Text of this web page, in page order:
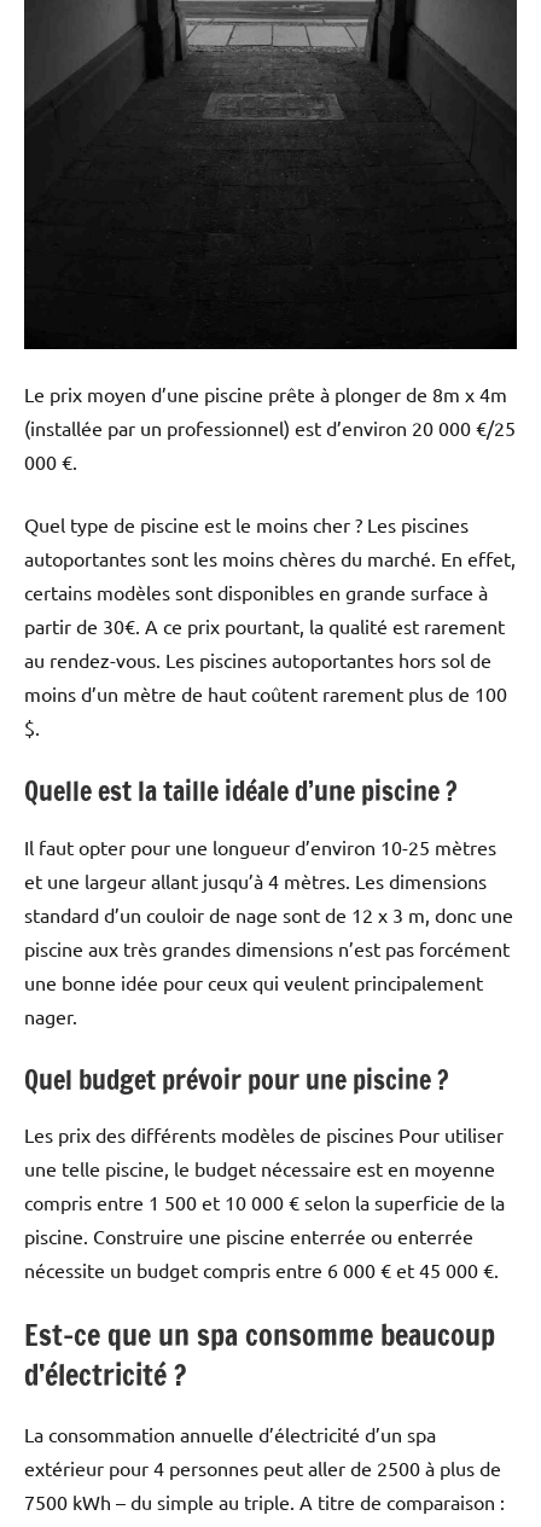
Le prix moyen d’une piscine prête à plonger de 8m x 4m
(installée par un professionnel) est d’environ 20 000 €/25
000 €.
Quel type de piscine est le moins cher ? Les piscines
autoportantes sont les moins chères du marché. En effet,
certains modèles sont disponibles en grande surface à
partir de 30€. A ce prix pourtant, la qualité est rarement
au rendez-vous. Les piscines autoportantes hors sol de
moins d’un mètre de haut coûtent rarement plus de 100
$.
Quelle est la taille idéale d’une piscine ?
Il faut opter pour une longueur d’environ 10-25 mètres
et une largeur allant jusqu’à 4 mètres. Les dimensions
standard d’un couloir de nage sont de 12 x 3 m, donc une
piscine aux très grandes dimensions n’est pas forcément
une bonne idée pour ceux qui veulent principalement
nager.
Quel budget prévoir pour une piscine ?
Les prix des différents modèles de piscines Pour utiliser
une telle piscine, le budget nécessaire est en moyenne
compris entre 1 500 et 10 000 € selon la superficie de la
piscine. Construire une piscine enterrée ou enterrée
nécessite un budget compris entre 6 000 € et 45 000 €.
Est-ce que un spa consomme beaucoup
d’électricité ?
La consommation annuelle d’électricité d’un spa
extérieur pour 4 personnes peut aller de 2500 à plus de
7500 kWh – du simple au triple. A titre de comparaison :